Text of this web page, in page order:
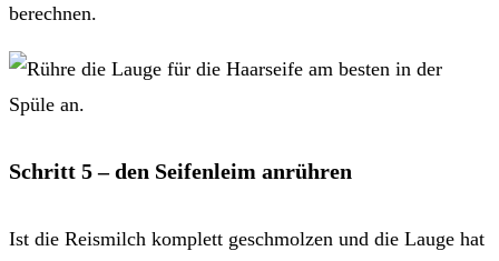
berechnen.
Schritt 5 – den Seifenleim anrühren
Ist die Reismilch komplett geschmolzen und die Lauge hat